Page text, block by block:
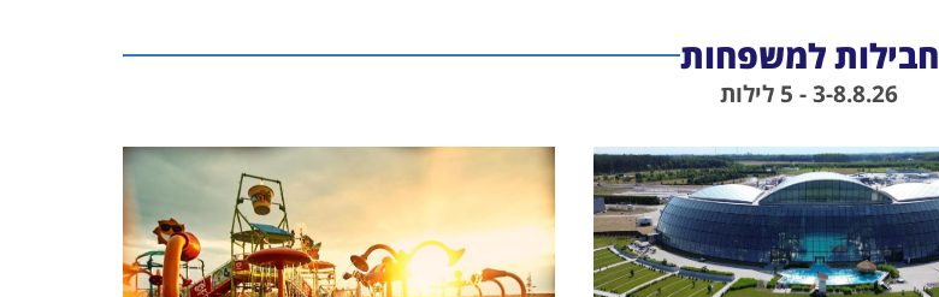
חבילות למשפחות
3-8.8.26 - 5 לילות